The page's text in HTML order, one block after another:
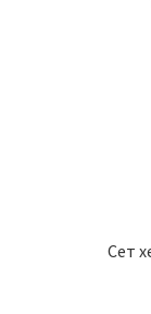
Сет